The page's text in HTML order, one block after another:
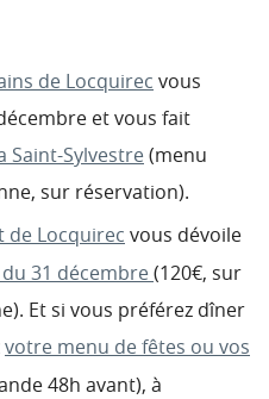
de Locquirec vous
et vous fait
Saint-Sylvestre(menu
sur réservation).
de Locquirec vous dévoile
31 décembre(120€, sur
Et si vous préférez dîner
votre menu de fêtes ou vos
48h avant), à